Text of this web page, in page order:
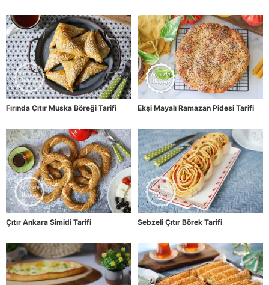
Fırında Çıtır Muska Böreği Tarifi Ekşi Mayalı Ramazan Pidesi Tarifi
Çıtır Ankara Simidi Tarifi Sebzeli Çıtır Börek Tarifi